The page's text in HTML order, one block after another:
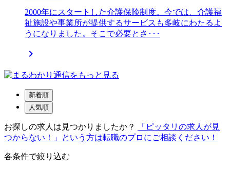
2000年にスタートした介護保険制度。今では、介護福
祉施設や事業所が提供するサービスも多岐にわたるよ
うになりました。そこで必要とさ･･･

新着順
人気順
お探しの求人は見つかりましたか？
「ピッタリの求人が見
つからない！」という方は転職のプロにご相談ください！
各条件で絞り込む